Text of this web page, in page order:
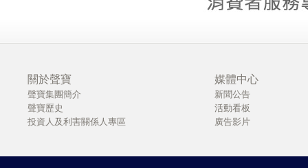
關於聲寶
聲寶集團簡介
聲寶歷史
投資人及利害關係人專區
媒體中心
新聞公告
活動看板
廣告影片